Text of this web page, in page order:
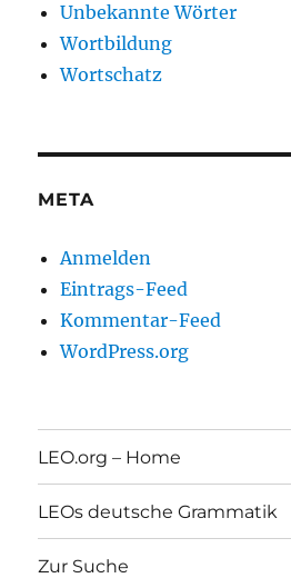
Unbekannte Wörter
Wortbildung
Wortschatz
META
Anmelden
Eintrags-Feed
Kommentar-Feed
WordPress.org
LEO.org – Home
LEOs deutsche Grammatik
Zur Suche